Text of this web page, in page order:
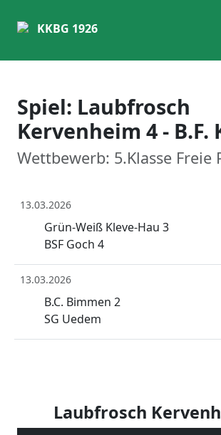
KKBG 1926
Spiel: Laubfrosch
Kervenheim 4 - B.F.
Wettbewerb: 5.Klasse Freie
13.03.2026
Grün-Weiß Kleve-Hau 3
BSF Goch 4
13.03.2026
B.C. Bimmen 2
SG Uedem
Laubfrosch